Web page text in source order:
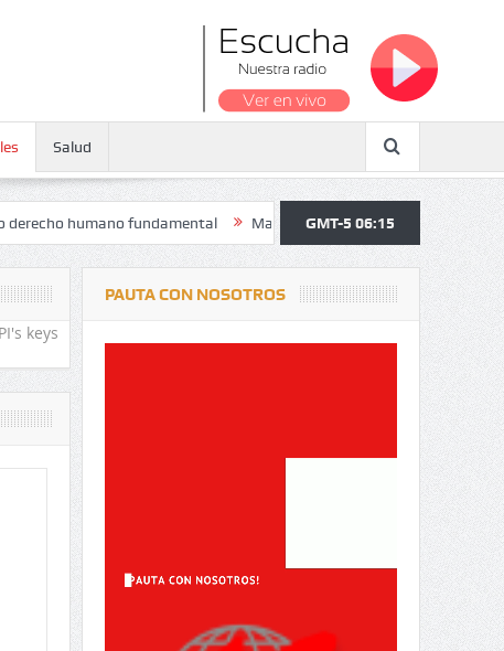
Salud
fundamental Maratón atendió a más de 38.000 jóvenes y
GMT-5 06:15
keys
PAUTA CON NOSOTROS